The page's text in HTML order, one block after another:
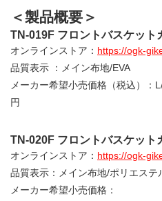
＜製品概要＞
TN-019F フロントバスケッ
オンラインストア： https://ogk-
品質表示 ：メイン布地/EVA
メーカー希望小売価格（税込）
円
TN-020F フロントバスケッ
オンラインストア： https://ogk-
品質表示：メイン布地/ポリエステ
メーカー希望小売価格：